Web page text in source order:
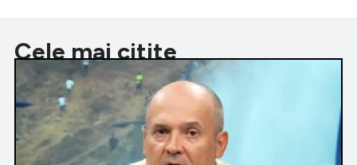
Cele mai citite